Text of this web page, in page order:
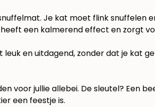
Je kat moet flink snuffelen
een kalmerend effect en zorgt
en uitdagend, zonder dat je kat
voor jullie allebei. De sleutel? Een
een feestje is.